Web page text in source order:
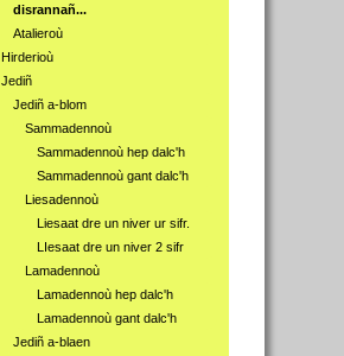
disrannañ...
Atalieroù
Hirderioù
Jediñ
Jediñ a-blom
Sammadennoù
Sammadennoù hep dalc'h
Sammadennoù gant dalc'h
Liesadennoù
Liesaat dre un niver ur sifr.
LIesaat dre un niver 2 sifr
Lamadennoù
Lamadennoù hep dalc'h
Lamadennoù gant dalc'h
Jediñ a-blaen